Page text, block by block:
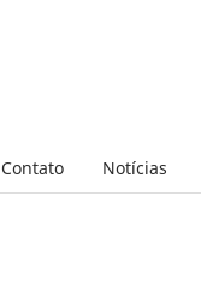
Contato Notícias